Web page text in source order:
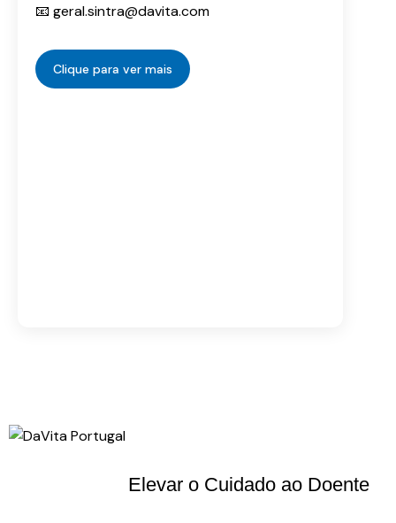
📧 geral.sintra@davita.com
Clique para ver mais
Elevar o Cuidado ao Doente